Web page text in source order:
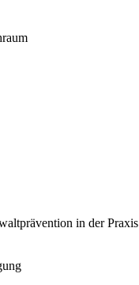
in der Praxis